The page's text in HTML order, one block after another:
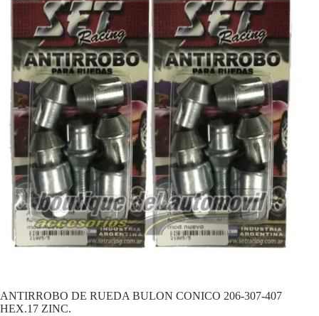
ANTIRROBO DE RUEDA BULON CONICO 206-307-407
HEX.17 ZINC.